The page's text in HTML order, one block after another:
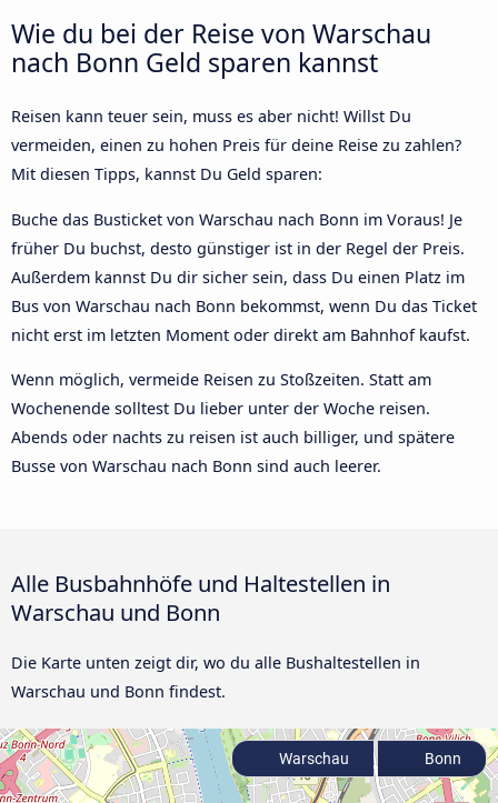
Wie du bei der Reise von Warschau
nach Bonn Geld sparen kannst
Reisen kann teuer sein, muss es aber nicht! Willst Du
vermeiden, einen zu hohen Preis für deine Reise zu zahlen?
Mit diesen Tipps, kannst Du Geld sparen:
Buche das Busticket von Warschau nach Bonn im Voraus! Je
früher Du buchst, desto günstiger ist in der Regel der Preis.
Außerdem kannst Du dir sicher sein, dass Du einen Platz im
Bus von Warschau nach Bonn bekommst, wenn Du das Ticket
nicht erst im letzten Moment oder direkt am Bahnhof kaufst.
Wenn möglich, vermeide Reisen zu Stoßzeiten. Statt am
Wochenende solltest Du lieber unter der Woche reisen.
Abends oder nachts zu reisen ist auch billiger, und spätere
Busse von Warschau nach Bonn sind auch leerer.
Alle Busbahnhöfe und Haltestellen in
Warschau und Bonn
Die Karte unten zeigt dir, wo du alle Bushaltestellen in
Warschau und Bonn findest.
Warschau Bonn